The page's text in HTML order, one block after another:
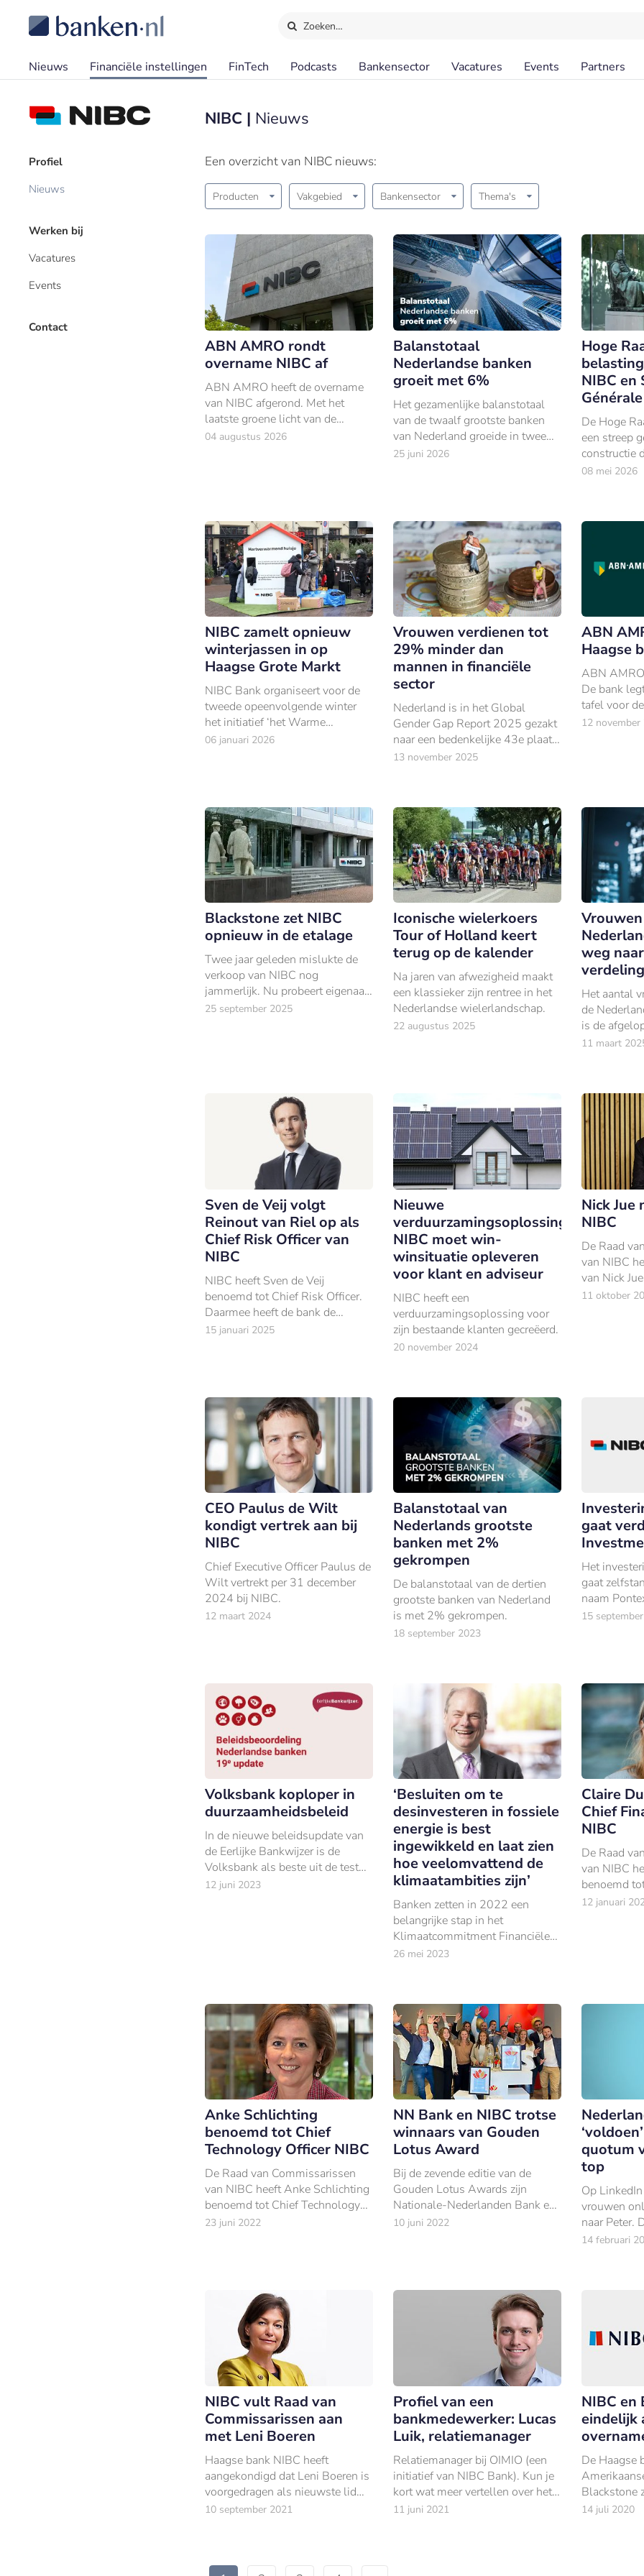
Zoeken…
Nieuws Financiële instellingen FinTech Podcasts Bankensector Vacatures Events Partners
Profiel
Nieuws
Werken bij
Vacatures
Events
Contact
NIBC | Nieuws
Een overzicht van NIBC nieuws:
Producten Vakgebied Bankensector Thema's
ABN AMRO rondt
overname NIBC af
ABN AMRO heeft de overname
van NIBC afgerond. Met het
laatste groene licht van de
toezichthouders is de Haagse
04 augustus 2026
Balanstotaal
Nederlandse banken
groeit met 6%
Het gezamenlijke balanstotaal
van de twaalf grootste banken
van Nederland groeide in twee
jaar tijd met circa 6%, tot €2.486
25 juni 2026
Hoge
NIBC en
De Hoge
een streep
constructie
Franse
08 mei 2026
NIBC zamelt opnieuw
winterjassen in op
Haagse Grote Markt
NIBC Bank organiseert voor de
tweede opeenvolgende winter
het initiatief ‘het Warme
Jassenhuisje’ op de Grote Markt
06 januari 2026
Vrouwen verdienen tot
29% minder dan
mannen in financiële
sector
Nederland is in het Global
Gender Gap Report 2025 gezakt
naar een bedenkelijke 43e plaats.
Vooral op het gebied van
13 november 2025
ABN
Haagse
ABN
De bank
tafel voor
12 november
Blackstone zet NIBC
opnieuw in de etalage
Twee jaar geleden mislukte de
verkoop van NIBC nog
jammerlijk. Nu probeert eigenaar
Blackstone het opnieuw. Een blik
25 september 2025
Iconische wielerkoers
Tour of Holland keert
terug op de kalender
Na jaren van afwezigheid maakt
een klassieker zijn rentree in het
Nederlandse wielerlandschap.
22 augustus 2025
weg
verdeling
Het aantal
de
is de
gegroeid.
11 maart
Sven de Veij volgt
Reinout van Riel op als
Chief Risk Officer van
NIBC
NIBC heeft Sven de Veij
benoemd tot Chief Risk Officer.
Daarmee heeft de bank de
gewenste opvolger gevonden
15 januari 2025
Nieuwe
verduurzamingsoplossing
NIBC moet win-
winsituatie opleveren
voor klant en adviseur
NIBC heeft een
verduurzamingsoplossing voor
zijn bestaande klanten gecreëerd.
20 november 2024
Nick Jue
NIBC
De Raad
van NIBC
van Nick
Officer en
11 oktober
CEO Paulus de Wilt
kondigt vertrek aan bij
NIBC
Chief Executive Officer Paulus de
Wilt vertrekt per 31 december
2024 bij NIBC.
12 maart 2024
Balanstotaal van
Nederlands grootste
banken met 2%
gekrompen
De balanstotaal van de dertien
grootste banken van Nederland
is met 2% gekrompen.
18 september 2023
gaat
Het
gaat
naam
Partners.
15
Volksbank koploper in
duurzaamheidsbeleid
In de nieuwe beleidsupdate van
de Eerlijke Bankwijzer is de
Volksbank als beste uit de test
gekomen.
12 juni 2023
‘Besluiten om te
desinvesteren in fossiele
energie is best
ingewikkeld en laat zien
hoe veelomvattend de
klimaatambities zijn’
Banken zetten in 2022 een
belangrijke stap in het
Klimaatcommitment Financiële
Sector. Elke bank publiceert een
26 mei 2023
Claire
Chief
NIBC
De Raad
van NIBC
benoemd
Officer en
12 januari
Anke Schlichting
benoemd tot Chief
Technology Officer NIBC
De Raad van Commissarissen
van NIBC heeft Anke Schlichting
benoemd tot Chief Technology
Officer en lid van de Raad van
23 juni 2022
NN Bank en NIBC trotse
winnaars van Gouden
Lotus Award
Bij de zevende editie van de
Gouden Lotus Awards zijn
Nationale-Nederlanden Bank en
NIBC met hun neus in de boter
10 juni 2022
quotum
top
Op
vrouwen
naar Peter.
in
14 februari
NIBC vult Raad van
Commissarissen aan
met Leni Boeren
Haagse bank NIBC heeft
aangekondigd dat Leni Boeren is
voorgedragen als nieuwste lid
van de Raad van
10 september 2021
Profiel van een
bankmedewerker: Lucas
Luik, relatiemanager
Relatiemanager bij OIMIO (een
initiatief van NIBC Bank). Kun je
kort wat meer vertellen over het
label OIMIO van NIBC Bank?
11 juni 2021
NIBC en
eindelijk
De Haagse
Blackstone
over een
14 juli 2020